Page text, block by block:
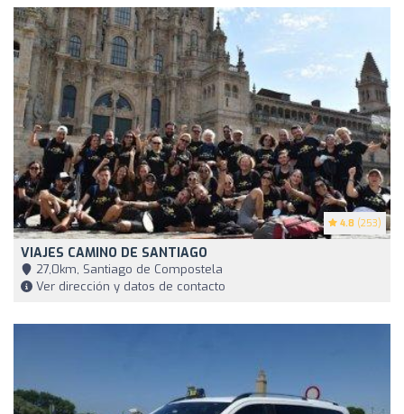
4.8 (253)
VIAJES CAMINO DE SANTIAGO
27,0km, Santiago de Compostela
Ver dirección y datos de contacto